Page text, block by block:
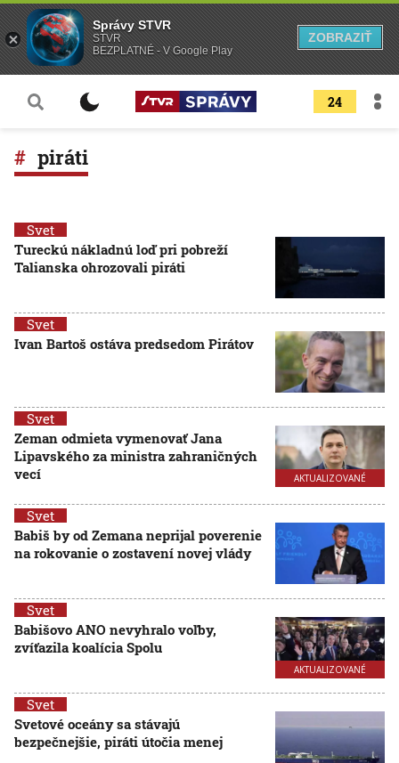
24
piráti
Svet
Tureckú nákladnú loď pri pobreží
Talianska ohrozovali piráti
Svet
Ivan Bartoš ostáva predsedom Pirátov
AKTUALIZOVANÉ
Svet
Zeman odmieta vymenovať Jana
Lipavského za ministra zahraničných
vecí
Svet
Babiš by od Zemana neprijal poverenie
na rokovanie o zostavení novej vlády
AKTUALIZOVANÉ
Svet
Babišovo ANO nevyhralo voľby,
zvíťazila koalícia Spolu
Svet
Svetové oceány sa stávajú
bezpečnejšie, piráti útočia menej
Správy STVR
STVR
BEZPLATNÉ - V Google Play
ZOBRAZIŤ